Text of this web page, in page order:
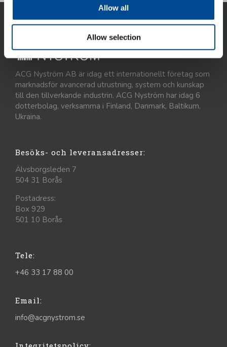
Allow all
Allow selection
ACG Nyström AB är idag ett internationellt företag som
marknadsför avancerad utrustning, system och kunskap
till den tillverkande industrin. ACG Nyström har idag 6
dotterbolag, verksamma i Finland, Danmark, Baltikum,
Ukraina.
Besöks- och leveransadresser:
Älvsborgsleden 7
504 31 Borås
Postadress:
Box 929
501 10 Borås
Tele:
+46 33 17 88 00
Email:
info@acgnystrom.se